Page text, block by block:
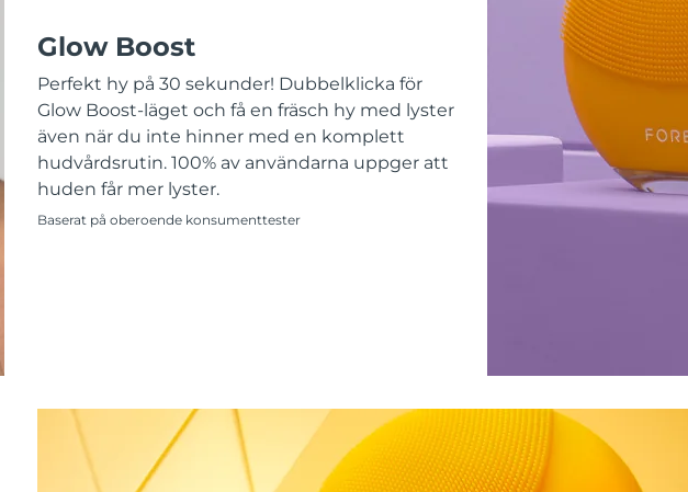
Glow Boost
Perfekt hy på 30 sekunder! Dubbelklicka för
Glow Boost-läget och få en fräsch hy med lyster
även när du inte hinner med en komplett
hudvårdsrutin. 100% av användarna uppger att
huden får mer lyster.
Baserat på oberoende konsumenttester